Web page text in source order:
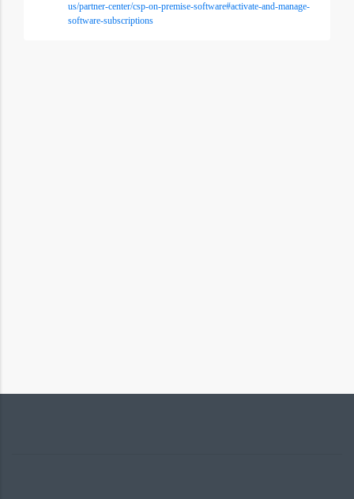
us/partner-center/csp-on-premise-software#activate-and-manage-
software-subscriptions